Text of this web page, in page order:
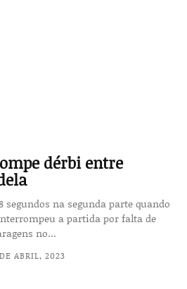
dérbi entre
segundos na segunda parte quando
a partida por falta de
no...
ABRIL, 2023